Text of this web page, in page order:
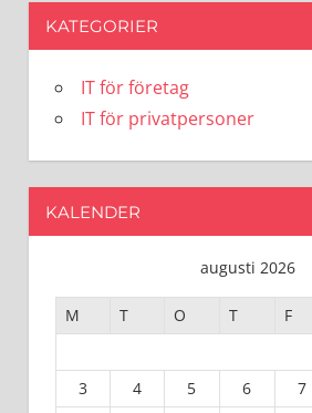
KATEGORIER
IT för företag
IT för privatpersoner
KALENDER
augusti 2026
M T O T F
3
4 5 6 7